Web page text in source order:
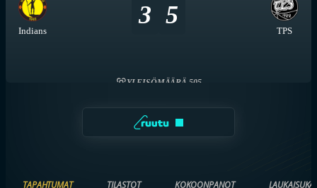
Indians
3 5
TPS
YLEISÖMÄÄRÄ 505
TAPAHTUMAT TILASTOT KOKOONPANOT